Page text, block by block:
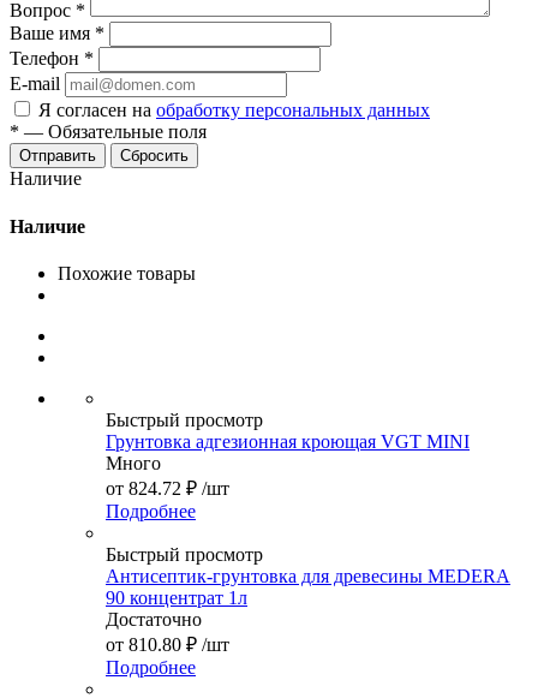
Вопрос *
Ваше имя *
Телефон *
E-mail
Я согласен на обработку персональных данных
* — Обязательные поля
Сбросить
Наличие
Наличие
Похожие товары
Быстрый просмотр
Грунтовка адгезионная кроющая VGT MINI
Много
от 824.72 ₽ /шт
Подробнее
Быстрый просмотр
Антисептик-грунтовка для древесины MEDERA
90 концентрат 1л
Достаточно
от 810.80 ₽ /шт
Подробнее